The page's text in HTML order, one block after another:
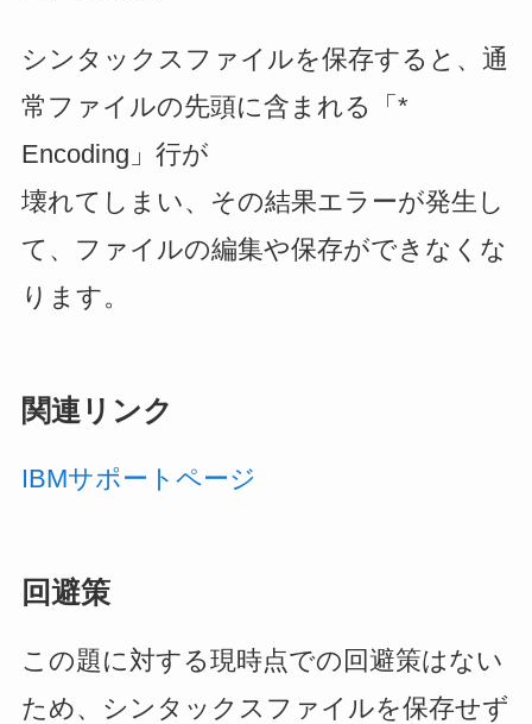
シンタックスファイルを保存すると、通
常ファイルの先頭に含まれる「*
Encoding」行が
壊れてしまい、その結果エラーが発生し
て、ファイルの編集や保存ができなくな
ります。
関連リンク
IBMサポートページ
回避策
この題に対する現時点での回避策はない
ため、シンタックスファイルを保存せず